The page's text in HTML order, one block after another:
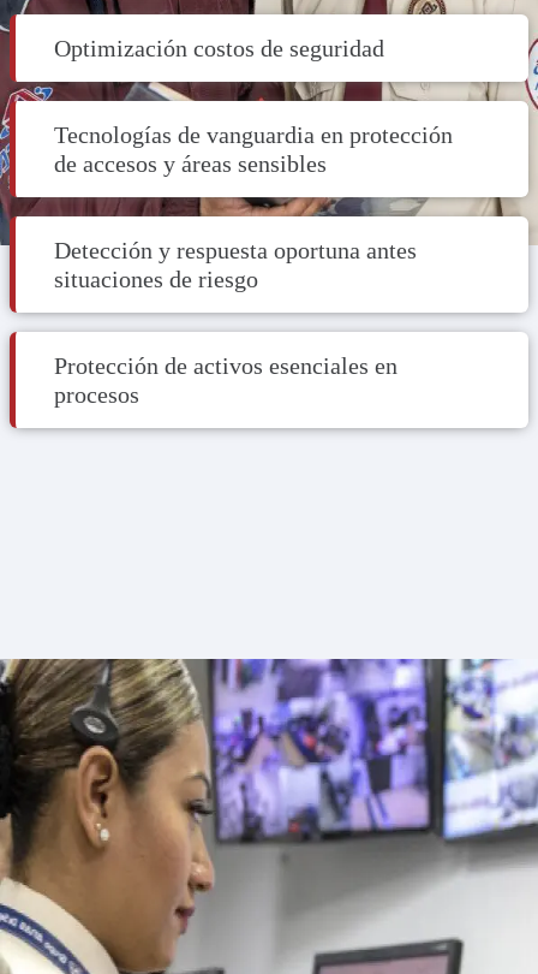
Optimización costos de seguridad​
Tecnologías de vanguardia en protección
de accesos y áreas sensibles ​
Detección y respuesta oportuna antes
situaciones de riesgo​
Protección de activos esenciales en
procesos​